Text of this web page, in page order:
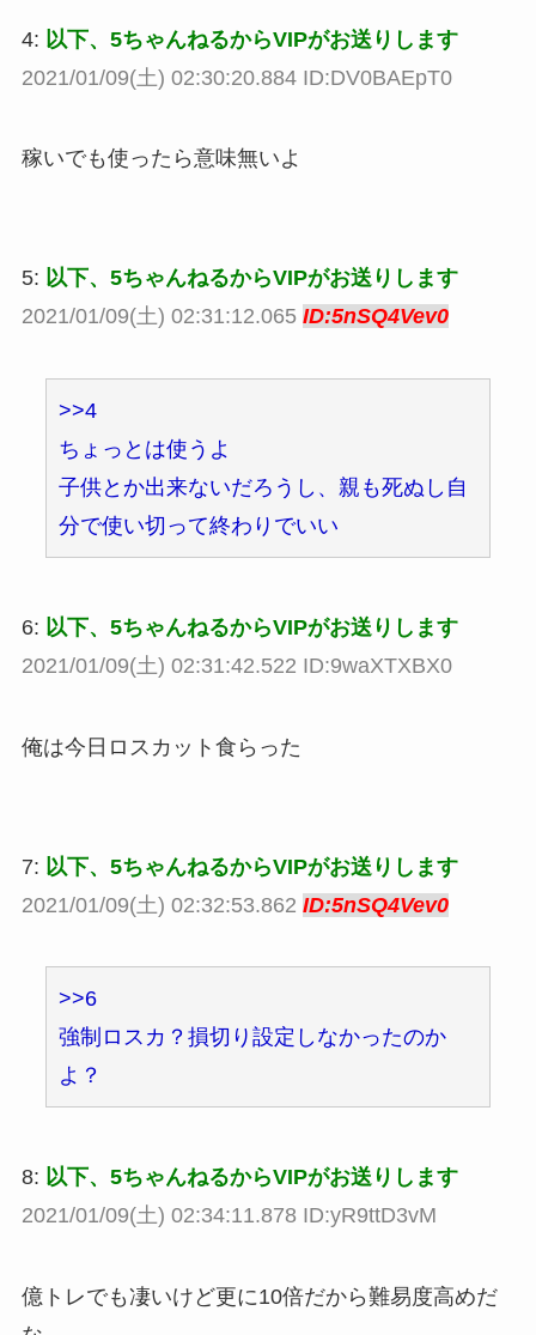
4: 以下、5ちゃんねるからVIPがお送りします
2021/01/09(土) 02:30:20.884 ID:DV0BAEpT0
稼いでも使ったら意味無いよ
5: 以下、5ちゃんねるからVIPがお送りします
2021/01/09(土) 02:31:12.065 ID:5nSQ4Vev0
>>4
ちょっとは使うよ
子供とか出来ないだろうし、親も死ぬし自
分で使い切って終わりでいい
6: 以下、5ちゃんねるからVIPがお送りします
2021/01/09(土) 02:31:42.522 ID:9waXTXBX0
俺は今日ロスカット食らった
7: 以下、5ちゃんねるからVIPがお送りします
2021/01/09(土) 02:32:53.862 ID:5nSQ4Vev0
>>6
強制ロスカ？損切り設定しなかったのか
よ？
8: 以下、5ちゃんねるからVIPがお送りします
2021/01/09(土) 02:34:11.878 ID:yR9ttD3vM
億トレでも凄いけど更に10倍だから難易度高めだ